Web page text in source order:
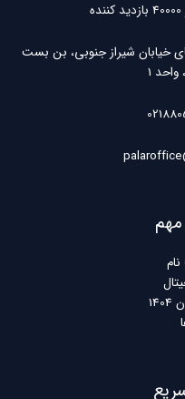
خیابان شیراز جنوبی، بن بست